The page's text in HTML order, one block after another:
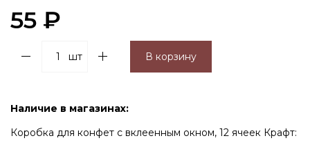
55 ₽
шт В корзину
Наличие в магазинах:
Коробка для конфет с вклеенным окном, 12 ячеек Крафт: